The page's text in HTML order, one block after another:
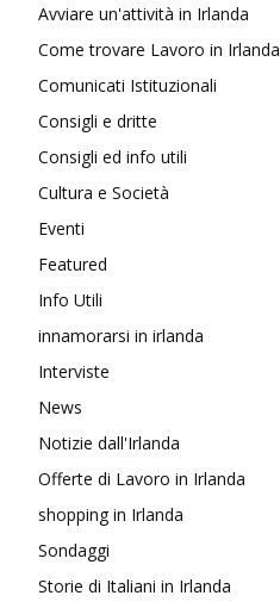
Avviare un'attività in Irlanda
Come trovare Lavoro in Irlanda
Comunicati Istituzionali
Consigli e dritte
Consigli ed info utili
Cultura e Società
Eventi
Featured
Info Utili
innamorarsi in irlanda
Interviste
News
Notizie dall'Irlanda
Offerte di Lavoro in Irlanda
shopping in Irlanda
Sondaggi
Storie di Italiani in Irlanda